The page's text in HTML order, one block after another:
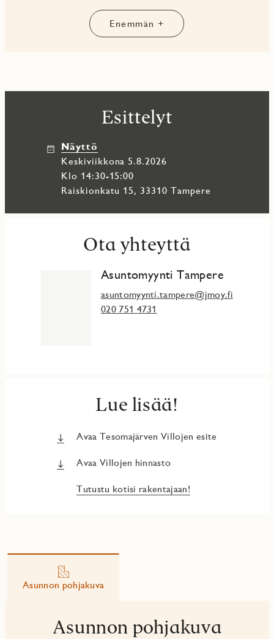
tietosuojaselosteen https://www.jmoy.fi/personal-details/
mukaisesti. Asiakirjassa on lisäksi tietoja siitä, miten voit
selvittää, mitä henkilötietoja JM Suomi Oy käsittelee ja
Enemmän +
Esittelyt
Näyttö
keskiviikkona 5.8.2026
Klo 14:30-15:00
Raiskionkatu 15, 33310 Tampere
Ota yhteyttä
Asuntomyynti Tampere
asuntomyynti.tampere@jmoy.fi
020 751 4731
Lue lisää!
Avaa Tesomajärven Villojen esite
Avaa Villojen hinnasto
Tutustu kotisi rakentajaan!
Asunnon pohjakuva
Asunnon pohjakuva